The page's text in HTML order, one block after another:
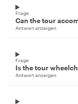
Frage
Can the tour
Antwort anzeigen
Frage
Is the tour
Antwort anzeigen